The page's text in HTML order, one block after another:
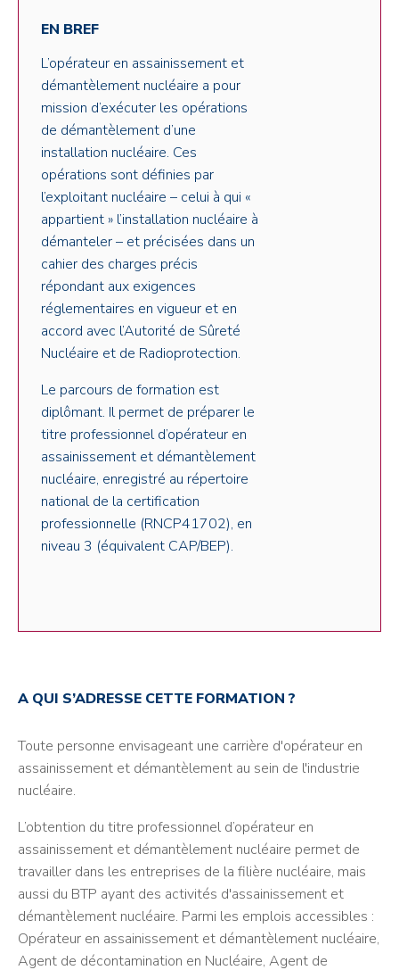
EN BREF
L’opérateur en assainissement et
démantèlement nucléaire a pour
mission d’exécuter les opérations
de démantèlement d’une
installation nucléaire. Ces
opérations sont définies par
l’exploitant nucléaire – celui à qui «
appartient » l’installation nucléaire à
démanteler – et précisées dans un
cahier des charges précis
répondant aux exigences
réglementaires en vigueur et en
accord avec l’Autorité de Sûreté
Nucléaire et de Radioprotection.
Le parcours de formation est
diplômant. Il permet de préparer le
titre professionnel d’opérateur en
assainissement et démantèlement
nucléaire, enregistré au répertoire
national de la certification
professionnelle (RNCP41702), en
niveau 3 (équivalent CAP/BEP).
A QUI S’ADRESSE CETTE FORMATION ?
Toute personne envisageant une carrière d'opérateur en
assainissement et démantèlement au sein de l'industrie
nucléaire.
L’obtention du titre professionnel d’opérateur en
assainissement et démantèlement nucléaire permet de
travailler dans les entreprises de la filière nucléaire, mais
aussi du BTP ayant des activités d'assainissement et
démantèlement nucléaire. Parmi les emplois accessibles :
Opérateur en assainissement et démantèlement nucléaire,
Agent de décontamination en Nucléaire, Agent de